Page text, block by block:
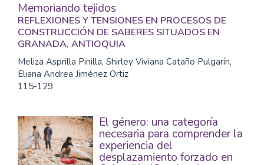
Memoriando tejidos
REFLEXIONES Y TENSIONES EN PROCESOS DE
CONSTRUCCIÓN DE SABERES SITUADOS EN
GRANADA, ANTIOQUIA
Meliza Asprilla Pinilla, Shirley Viviana Cataño Pulgarín,
Eliana Andrea Jiménez Ortiz
115-129
El género: una categoría
necesaria para comprender la
experiencia del
desplazamiento forzado en